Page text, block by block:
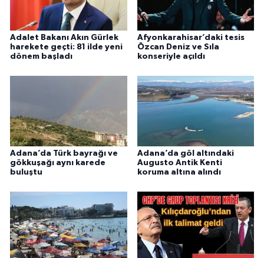
Adalet Bakanı Akın Gürlek
harekete geçti: 81 ilde yeni
dönem başladı
Afyonkarahisar’daki tesis
Özcan Deniz ve Sıla
konseriyle açıldı
Adana’da Türk bayrağı ve
gökkuşağı aynı karede
buluştu
Adana’da göl altındaki
Augusto Antik Kenti
koruma altına alındı